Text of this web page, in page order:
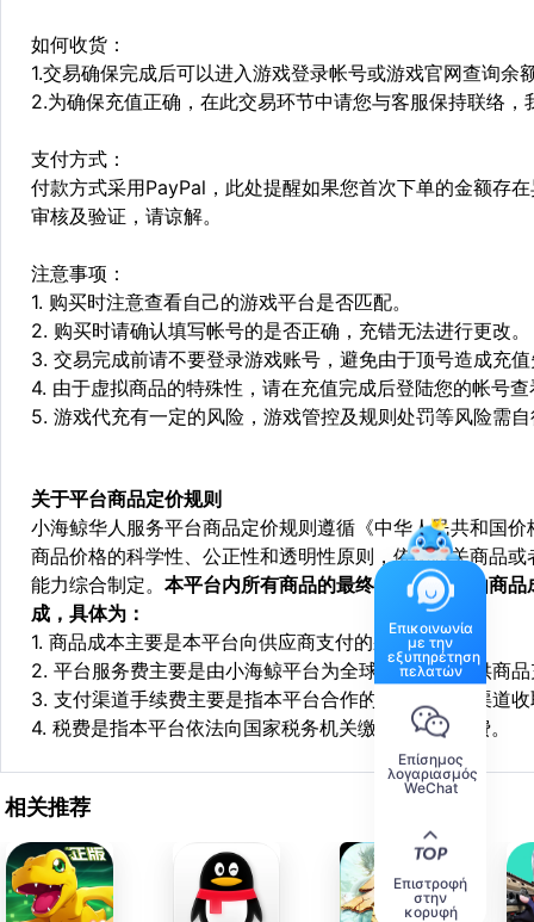
如何收货：
1.交易确保完成后可以进入游戏登录帐号或游戏官网查询余
2.为确保充值正确，在此交易环节中请您与客服保持联络
支付方式：
付款方式采用PayPal，此处提醒如果您首次下单的金额存
审核及验证，请谅解。
注意事项：
1. 购买时注意查看自己的游戏平台是否匹配。
2. 购买时请确认填写帐号的是否正确，充错无法进行更改。
3. 交易完成前请不要登录游戏账号，避免由于顶号造成充
4. 由于虚拟商品的特殊性，请在充值完成后登陆您的帐号
5. 游戏代充有一定的风险，游戏管控及规则处罚等风险需
关于平台商品定价规则
小海鲸华人服务平台商品定价规则遵循《中华人民共和国
商品价格的科学性、公正性和透明性原则，依据相关商品
能力综合制定。 本平台内所有商品的最终销售价格均由商
成，具体为：
1. 商品成本主要是本平台向供应商支付的采购成本；
2. 平台服务费主要是由小海鲸平台为全球华人用户提供商
3. 支付渠道手续费主要是指本平台合作的第三方支付渠道
4. 税费是指本平台依法向国家税务机关缴纳的各项税费。
相关推荐
Επικοινωνία
με την
εξυπηρέτηση
πελατών
Επίσημος
λογαριασμός
WeChat
Επιστροφή
στην
κορυφή